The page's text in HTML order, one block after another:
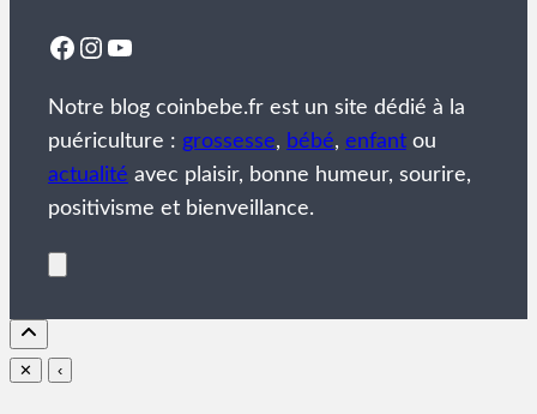
Facebook
Instagram
YouTube
Notre blog coinbebe.fr est un site dédié à la
puériculture : grossesse, bébé, enfant ou
actualité avec plaisir, bonne humeur, sourire,
positivisme et bienveillance.
✕ ‹